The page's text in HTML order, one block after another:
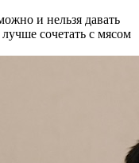
и нельзя давать
сочетать с мясом